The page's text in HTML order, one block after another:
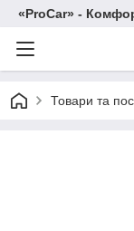
«ProCar» -
Товари та